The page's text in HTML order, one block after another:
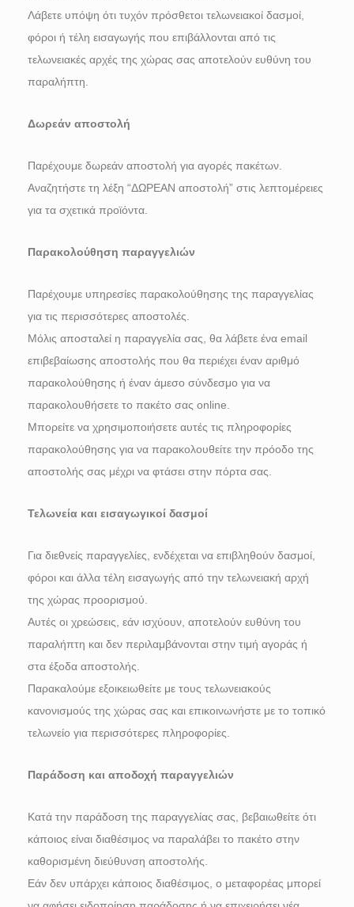
Λάβετε υπόψη ότι τυχόν πρόσθετοι τελωνειακοί δασμοί,
φόροι ή τέλη εισαγωγής που επιβάλλονται από τις
τελωνειακές αρχές της χώρας σας αποτελούν ευθύνη του
παραλήπτη.
Δωρεάν αποστολή
Παρέχουμε δωρεάν αποστολή για αγορές πακέτων.
Αναζητήστε τη λέξη “ΔΩΡΕΑΝ αποστολή” στις λεπτομέρειες
για τα σχετικά προϊόντα.
Παρακολούθηση παραγγελιών
Παρέχουμε υπηρεσίες παρακολούθησης της παραγγελίας
για τις περισσότερες αποστολές.
Μόλις αποσταλεί η παραγγελία σας, θα λάβετε ένα email
επιβεβαίωσης αποστολής που θα περιέχει έναν αριθμό
παρακολούθησης ή έναν άμεσο σύνδεσμο για να
παρακολουθήσετε το πακέτο σας online.
Μπορείτε να χρησιμοποιήσετε αυτές τις πληροφορίες
παρακολούθησης για να παρακολουθείτε την πρόοδο της
αποστολής σας μέχρι να φτάσει στην πόρτα σας.
Τελωνεία και εισαγωγικοί δασμοί
Για διεθνείς παραγγελίες, ενδέχεται να επιβληθούν δασμοί,
φόροι και άλλα τέλη εισαγωγής από την τελωνειακή αρχή
της χώρας προορισμού.
Αυτές οι χρεώσεις, εάν ισχύουν, αποτελούν ευθύνη του
παραλήπτη και δεν περιλαμβάνονται στην τιμή αγοράς ή
στα έξοδα αποστολής.
Παρακαλούμε εξοικειωθείτε με τους τελωνειακούς
κανονισμούς της χώρας σας και επικοινωνήστε με το τοπικό
τελωνείο για περισσότερες πληροφορίες.
Παράδοση και αποδοχή παραγγελιών
Κατά την παράδοση της παραγγελίας σας, βεβαιωθείτε ότι
κάποιος είναι διαθέσιμος να παραλάβει το πακέτο στην
καθορισμένη διεύθυνση αποστολής.
Εάν δεν υπάρχει κάποιος διαθέσιμος, ο μεταφορέας μπορεί